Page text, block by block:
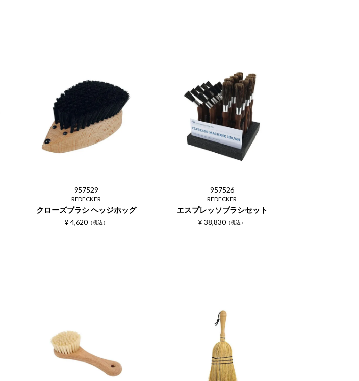
957529
REDECKER
クローズブラシ ヘッジホッグ
¥ 4,620 税込
957526
REDECKER
エスプレッソブラシセット
¥ 38,830 税込